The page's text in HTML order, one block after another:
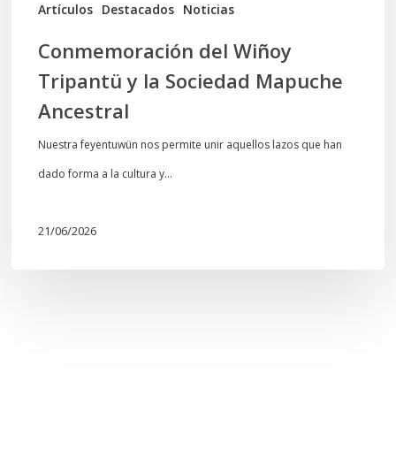
Artículos Destacados Noticias
Conmemoración del Wiñoy
Tripantü y la Sociedad Mapuche
Ancestral
Nuestra feyentuwün nos permite unir aquellos lazos que han
dado forma a la cultura y…
21/06/2026